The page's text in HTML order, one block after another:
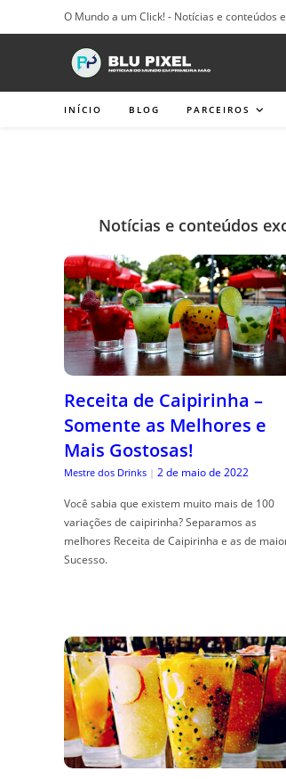
para
O Mundo a um Click! - Notícias e conteúdos
INÍCIO BLOG PARCEIROS
Notícias e conteúdos
Receita de Caipirinha –
Somente as Melhores e
Mais Gostosas!
Mestre dos Drinks | 2 de maio de 2022
Você sabia que existem muito mais de 100
variações de caipirinha? Separamos as
melhores Receita de Caipirinha e as de
Sucesso.